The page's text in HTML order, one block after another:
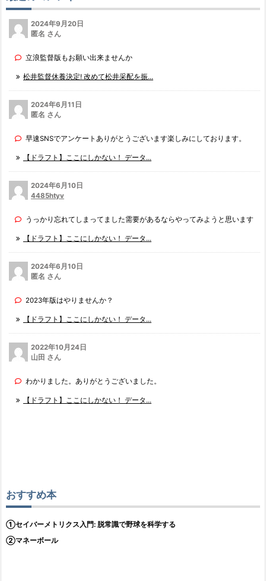
2024年9月20日
匿名 さん
立浪監督版もお願い出来ませんか
松井監督休養決定! 改めて松井采配を振...
2024年6月11日
匿名 さん
早速SNSでアンケートありがとうございます楽しみにしております。
【ドラフト】ここにしかない！ データ...
2024年6月10日
4485htyv
うっかり忘れてしまってました需要があるならやってみようと思います
【ドラフト】ここにしかない！ データ...
2024年6月10日
匿名 さん
2023年版はやりませんか？
【ドラフト】ここにしかない！ データ...
2022年10月24日
山田 さん
わかりました。ありがとうございました。
【ドラフト】ここにしかない！ データ...
おすすめ本
①セイバーメトリクス入門: 脱常識で野球を科学する
②マネーボール